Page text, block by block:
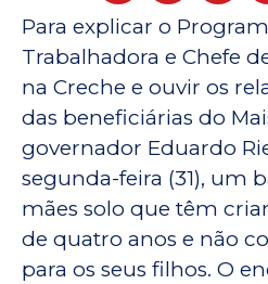
Para explicar o
Trabalhadora e Chefe
na Creche e ouvir os
das beneficiárias do
governador Eduardo
segunda-feira (31), um
mães solo que têm
de quatro anos e não
para os seus filhos. O